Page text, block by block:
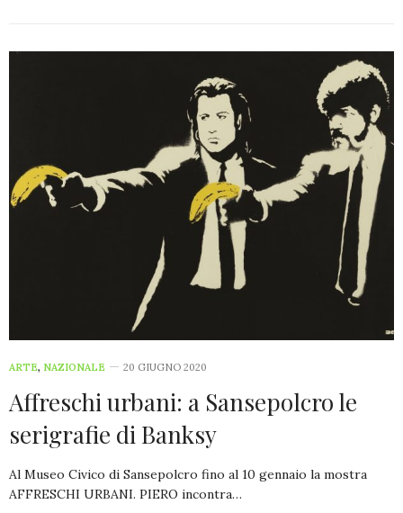
ARTE, NAZIONALE 20 GIUGNO 2020
Affreschi urbani: a Sansepolcro le
serigrafie di Banksy
Al Museo Civico di Sansepolcro fino al 10 gennaio la mostra
AFFRESCHI URBANI. PIERO incontra…